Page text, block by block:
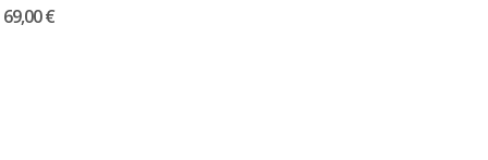
69,00 €